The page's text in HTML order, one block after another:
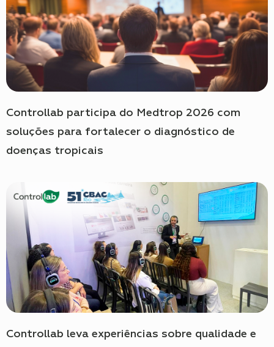
Controllab participa do Medtrop 2026 com
soluções para fortalecer o diagnóstico de
doenças tropicais
Controllab leva experiências sobre qualidade e